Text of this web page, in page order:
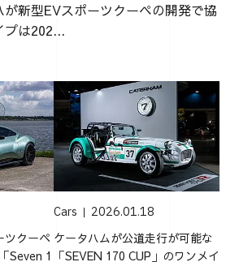
新型EVスポーツクーペの開発で協
プは202...
ツクーペ
Seven 1
Cars 2026.01.18
ケータハムが公道走行が可能な
「SEVEN 170 CUP」のワンメイ